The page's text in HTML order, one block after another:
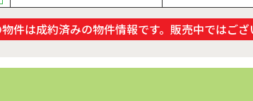
件は成約済みの物件情報です。販売中ではご